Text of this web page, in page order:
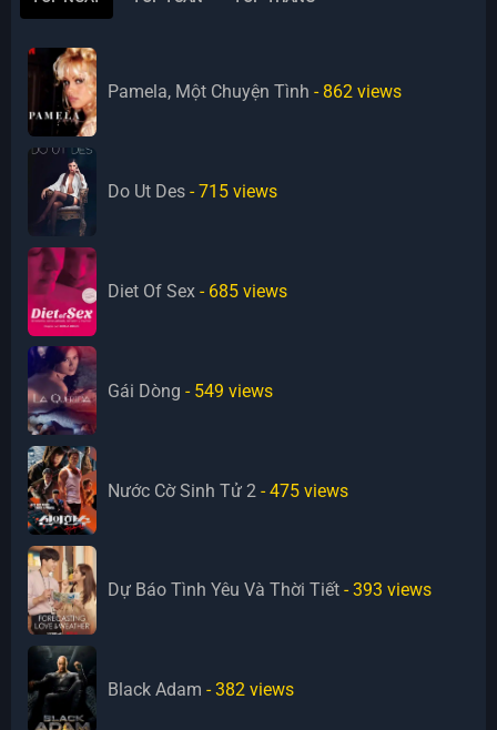
Pamela, Một Chuyện Tình - 862 views
Do Ut Des - 715 views
Diet Of Sex - 685 views
Gái Dòng - 549 views
Nước Cờ Sinh Tử 2 - 475 views
Dự Báo Tình Yêu Và Thời Tiết - 393 views
Black Adam - 382 views